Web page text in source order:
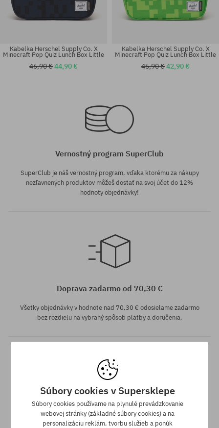
Kabelka Herschel Supply Co. X
Minecraft Pop Quiz Lunch Box Little
46,90 €44,90 €
Kabelka Herschel Supply Co. X
Minecraft Pop Quiz Lunch Box Little
46,90 €42,90 €
Vernostný program SuperClub
SuperClub je náš vernostný program, vďaka ktorému za nákupy
nezľavnených produktov môžeš dostať na svoj účet do 12%
hodnoty objednávky!
Doprava zadarmo od 70,30 €
Všetky objednávky v hodnote nad 70,30 € odosielame zadarmo
bez rozdielu na vybraný spôsob platby a doručenia.
Záruka najnižšej ceny
Súbory cookies v Supersklepe
Súbory cookies používame na plynulé prevádzkovanie
webovej stránky (základné súbory cookies) a na
personalizáciu reklám, tvorbu služieb a ponúk